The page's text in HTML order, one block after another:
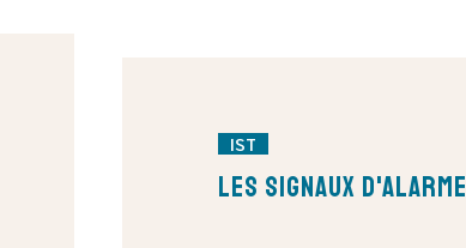
IST
Les signaux d'alarme